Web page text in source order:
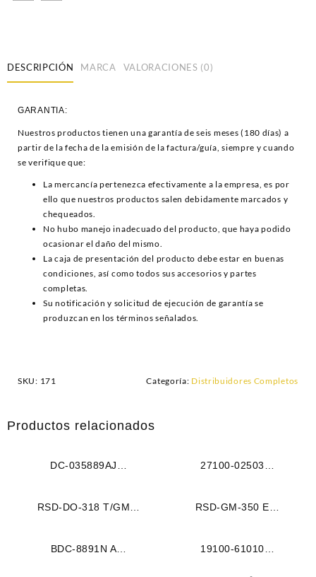
DESCRIPCIÓN MARCA VALORACIONES (0)
GARANTIA:
Nuestros productos tienen una garantía de seis meses (180 días) a
partir de la fecha de la emisión de la factura/guía, siempre y cuando
se verifique que:
La mercancía pertenezca efectivamente a la empresa, es por
ello que nuestros productos salen debidamente marcados y
chequeados.
No hubo manejo inadecuado del producto, que haya podido
ocasionar el daño del mismo.
La caja de presentación del producto debe estar en buenas
condiciones, así como todos sus accesorios y partes
completas.
Su notificación y solicitud de ejecución de garantía se
produzcan en los términos señalados.
SKU: 171 Categoría: Distribuidores Completos
Productos relacionados
DC-035889AJ
85) 4CIL SIN PIÑON
27100-02503
M1.3 – 1.5L (93-99) 4CIL
RSD-DO-318 T/GM
(318) 8CIL TIPO GM (164)
RSD-GM-350 E
CAPRICE – C10 M305 (5.0L)
BDC-8891N A
19100-61010